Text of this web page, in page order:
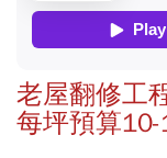
老屋翻修工
每坪預算